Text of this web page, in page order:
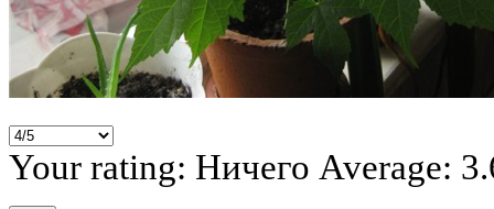
Your rating: Ничего Average: